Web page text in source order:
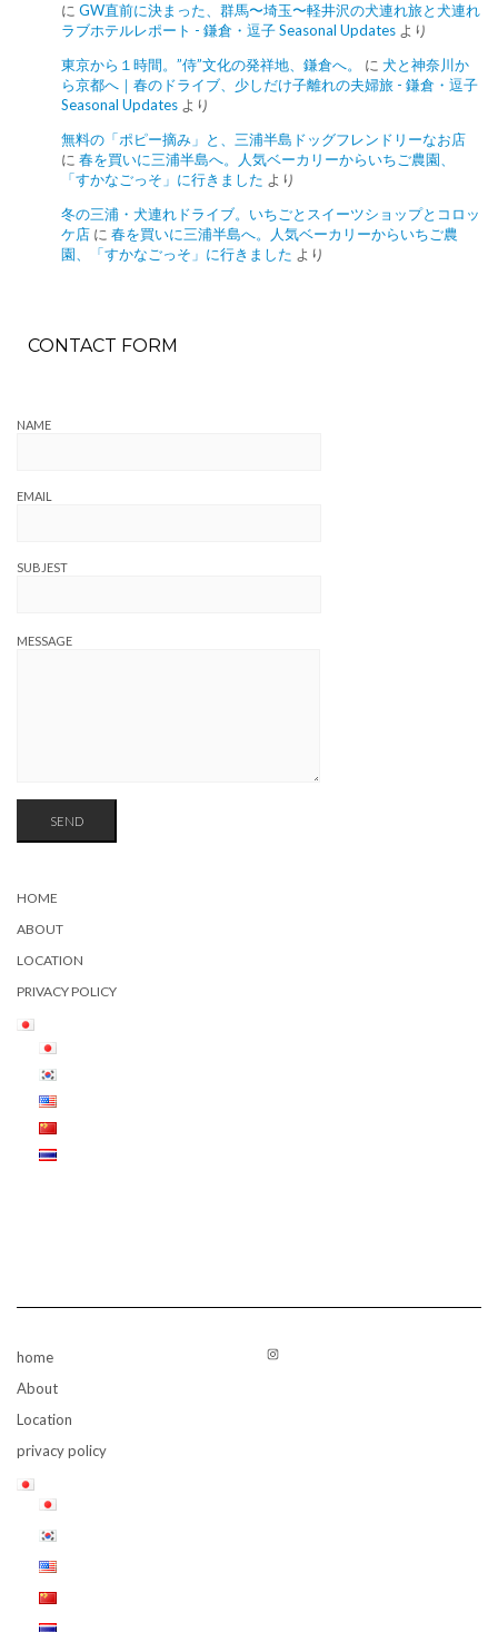
に GW直前に決まった、群馬〜埼玉〜軽井沢の犬連れ旅と犬連れ
ラブホテルレポート - 鎌倉・逗子 Seasonal Updates より
東京から１時間。”侍”文化の発祥地、鎌倉へ。
に 犬と神奈川か
ら京都へ｜春のドライブ、少しだけ子離れの夫婦旅 - 鎌倉・逗子
Seasonal Updates より
無料の「ポピー摘み」と、三浦半島ドッグフレンドリーなお店
に 春を買いに三浦半島へ。人気ベーカリーからいちご農園、
「すかなごっそ」に行きました より
冬の三浦・犬連れドライブ。いちごとスイーツショップとコロッ
ケ店 に 春を買いに三浦半島へ。人気ベーカリーからいちご農
園、「すかなごっそ」に行きました より
CONTACT FORM
NAME
EMAIL
SUBJEST
MESSAGE
HOME
ABOUT
LOCATION
PRIVACY POLICY
home
About
Location
privacy policy
Instagram